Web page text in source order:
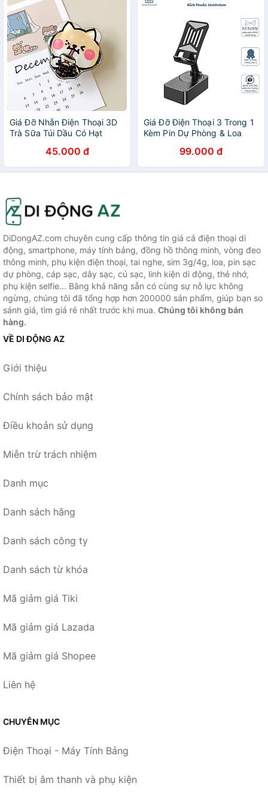
Giá Đỡ Nhẫn Điện Thoại 3D
Trà Sữa Túi Dầu Có Hạt
45.000 đ
Giá Đỡ Điện Thoại 3 Trong 1
Kèm Pin Dự Phòng & Loa
Dàng Mang Theo Khi Di
Chuyển - HÀNG CHÍNH
HÃNG MINIIN
99.000 đ
DiDongAZ.com chuyên cung cấp thông tin giá cả điện thoại di
động, smartphone, máy tính bảng, đồng hồ thông minh, vòng đeo
thông minh, phụ kiện điện thoại, tai nghe, sim 3g/4g, loa, pin sạc
dự phòng, cáp sạc, dây sạc, củ sạc, linh kiện di động, thẻ nhớ,
phụ kiện selfie... Bằng khả năng sẵn có cùng sự nỗ lực không
ngừng, chúng tôi đã tổng hợp hơn 200000 sản phẩm, giúp bạn so
sánh giá, tìm giá rẻ nhất trước khi mua. Chúng tôi không bán
hàng.
VỀ DI ĐỘNG AZ
Giới thiệu
Chính sách bảo mật
Điều khoản sử dụng
Miễn trừ trách nhiệm
Danh mục
Danh sách hãng
Danh sách công ty
Danh sách từ khóa
Mã giảm giá Tiki
Mã giảm giá Lazada
Mã giảm giá Shopee
Liên hệ
CHUYÊN MỤC
Điện Thoại - Máy Tính Bảng
Thiết bị âm thanh và phụ kiện